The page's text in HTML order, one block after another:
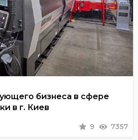
бизнеса в сфере
в г. Киев
9 7357